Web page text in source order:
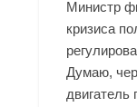
Министр
кризиса
Думаю,
двигатель